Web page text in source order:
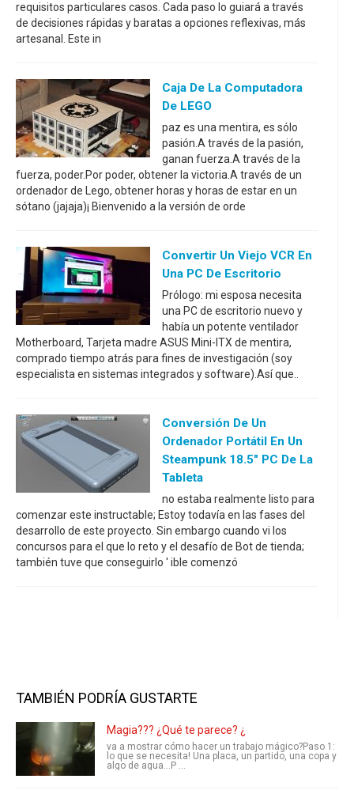
requisitos particulares casos. Cada paso lo guiará a través
de decisiones rápidas y baratas a opciones reflexivas, más
artesanal. Este in
Caja De La Computadora
De LEGO
paz es una mentira, es sólo
pasión.A través de la pasión,
ganan fuerza.A través de la
fuerza, poder.Por poder, obtener la victoria.A través de un
ordenador de Lego, obtener horas y horas de estar en un
sótano (jajaja)¡ Bienvenido a la versión de orde
Convertir Un Viejo VCR En
Una PC De Escritorio
Prólogo: mi esposa necesita
una PC de escritorio nuevo y
había un potente ventilador
Motherboard, Tarjeta madre ASUS Mini-ITX de mentira,
comprado tiempo atrás para fines de investigación (soy
especialista en sistemas integrados y software).Así que..
Conversión De Un
Ordenador Portátil En Un
Steampunk 18.5" PC De La
Tableta
no estaba realmente listo para
comenzar este instructable; Estoy todavía en las fases del
desarrollo de este proyecto. Sin embargo cuando vi los
concursos para el que lo reto y el desafío de Bot de tienda;
también tuve que conseguirlo ' ible comenzó
TAMBIÉN PODRÍA GUSTARTE
Magia??? ¿Qué te parece? ¿
va a mostrar cómo hacer un trabajo mágico?Paso 1:
lo que se necesita! Una placa, un partido, una copa y
algo de agua...P ...